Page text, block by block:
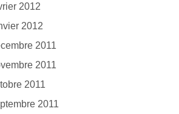
2012
2012
2011
2011
2011
2011